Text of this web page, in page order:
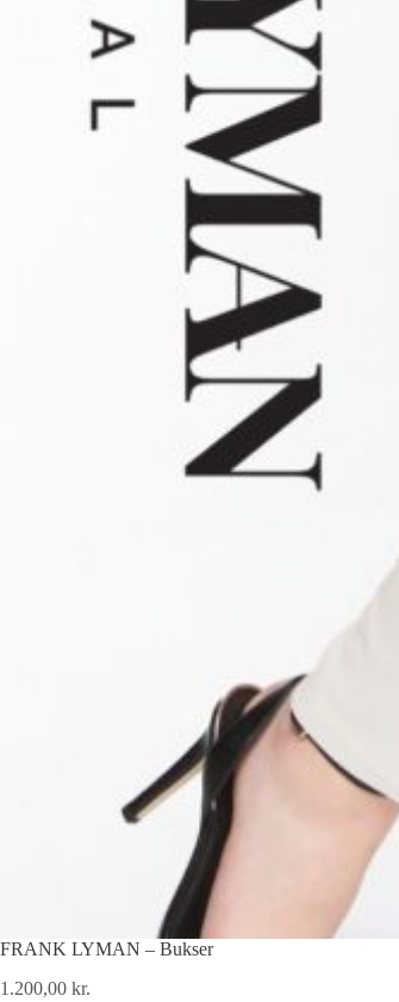
FRANK LYMAN – Bukser
1.200,00 kr.